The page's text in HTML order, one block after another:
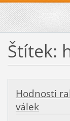
Štítek:
Hodnosti
válek